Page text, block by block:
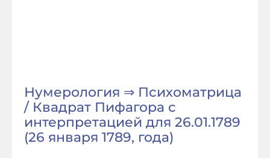
Нумерология ⇒ Психоматрица
/ Квадрат Пифагора с
интерпретацией для 26.01.1789
(26 января 1789, года)